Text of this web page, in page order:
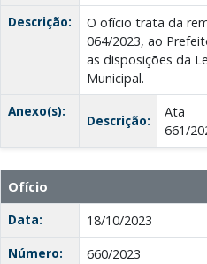
Descrição:
O ofício trata da
064/2023, ao
as disposições da
Municipal.
Anexo(s):
Descrição:
Ata
661/
Ofício
Data:
18/10/2023
Número:
660/2023